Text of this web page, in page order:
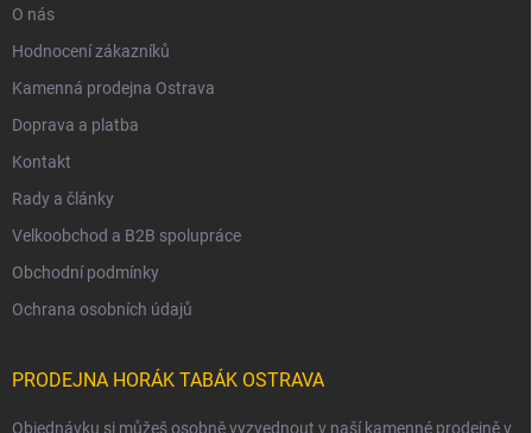
O nás
Hodnocení zákazníků
Kamenná prodejna Ostrava
Doprava a platba
Kontakt
Rady a články
Velkoobchod a B2B spolupráce
Obchodní podmínky
Ochrana osobních údajů
PRODEJNA HORÁK TABÁK OSTRAVA
Objednávku si můžeš osobně vyzvednout v naší kamenné prodejně v